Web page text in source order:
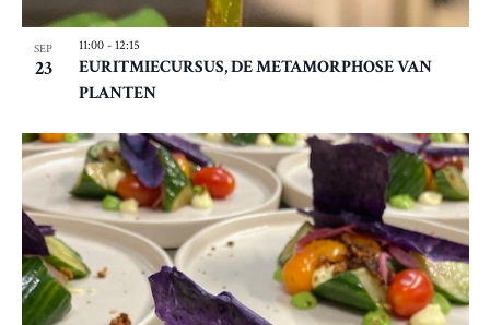
SEP
23
EURITMIECURSUS, DE METAMORPHOSE VAN
PLANTEN
11:00 - 12:15